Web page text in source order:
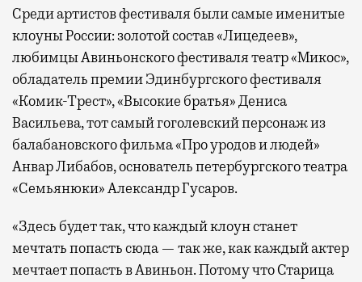
Среди артистов фестиваля были самые именитые
клоуны России: золотой состав «Лицедеев»,
любимцы Авиньонского фестиваля театр «Микос»,
обладатель премии Эдинбургского фестиваля
«Комик-Трест», «Высокие братья» Дениса
Васильева, тот самый гоголевский персонаж из
балабановского фильма «Про уродов и людей»
Анвар Либабов, основатель петербургского театра
«Семьянюки» Александр Гусаров.
«Здесь будет так, что каждый клоун станет
мечтать попасть сюда — так же, как каждый актер
мечтает попасть в Авиньон. Потому что Старица